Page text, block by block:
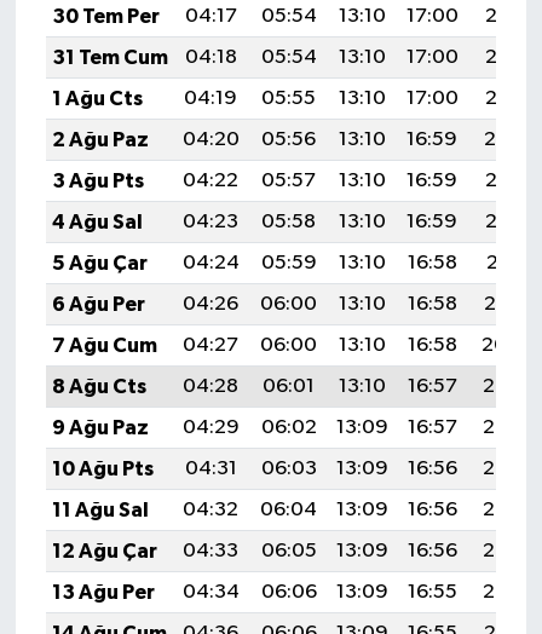
30 Tem Per
04:17 05:54 13:10 17:00
20:17
31 Tem Cum
04:18 05:54 13:10 17:00
20:16
1 Ağu Cts
04:19 05:55 13:10 17:00
20:15
2 Ağu Paz
04:20 05:56 13:10 16:59
20:14
3 Ağu Pts
04:22 05:57 13:10 16:59
20:13
4 Ağu Sal
04:23 05:58 13:10 16:59
20:12
5 Ağu Çar
04:24 05:59 13:10 16:58
20:11
6 Ağu Per
04:26 06:00 13:10 16:58
20:10
7 Ağu Cum
04:27 06:00 13:10 16:58
20:09
8 Ağu Cts
04:28 06:01 13:10 16:57
20:08
9 Ağu Paz
04:29 06:02 13:09 16:57
20:07
10 Ağu Pts
04:31 06:03 13:09 16:56
20:06
11 Ağu Sal
04:32 06:04 13:09 16:56
20:05
12 Ağu Çar
04:33 06:05 13:09 16:56
20:03
13 Ağu Per
04:34 06:06 13:09 16:55
20:02